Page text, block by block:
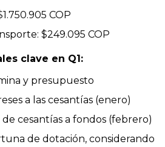
COP
$249.095 COP
clave en Q1:
y presupuesto
a las cesantías (enero)
cesantías a fondos (febrero)
de dotación, considerando